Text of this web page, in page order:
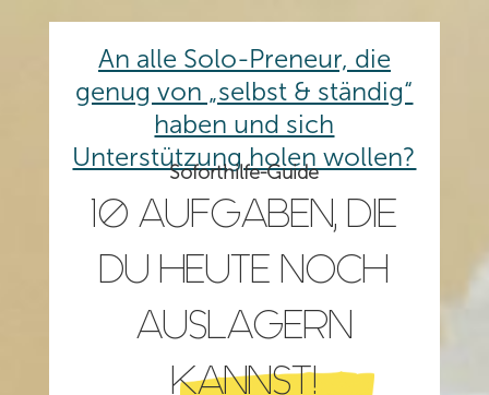
An alle Solo-Preneur, die
genug von „selbst & ständig“
haben und sich
Unterstützung holen wollen?
Soforthilfe-Guide
10 AUFGABEN, DIE
DU HEUTE NOCH
AUSLAGERN
KANNST!